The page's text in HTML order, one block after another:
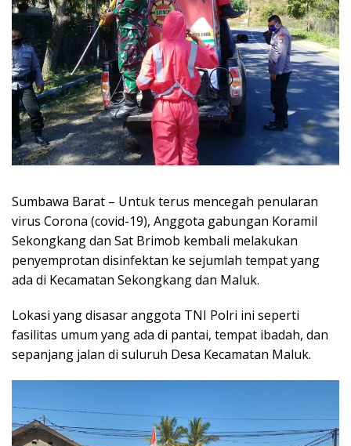
Sumbawa Barat – Untuk terus mencegah penularan
virus Corona (covid-19), Anggota gabungan Koramil
Sekongkang dan Sat Brimob kembali melakukan
penyemprotan disinfektan ke sejumlah tempat yang
ada di Kecamatan Sekongkang dan Maluk.
Lokasi yang disasar anggota TNI Polri ini seperti
fasilitas umum yang ada di pantai, tempat ibadah, dan
sepanjang jalan di suluruh Desa Kecamatan Maluk.